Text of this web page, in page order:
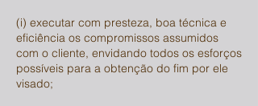
(i) executar com presteza, boa técnica e
eficiência os compromissos assumidos
com o cliente, envidando todos os esforços
possíveis para a obtenção do fim por ele
visado;